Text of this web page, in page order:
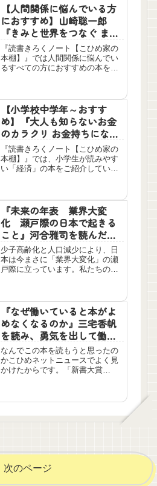
出す勇気がもらえる一冊です。
【人間関係に悩んでいる方
におすすめ】山崎聡一郎
『きみと世界をつなぐ まっ
すぐ人間関係術 1時間で一生
分の「生きる力」2』 を読
んだ感想
『読書きろくノート【こひめ家の
本棚】』では人間関係に悩んでい
るすべての方におすすめの本を紹
ですが、親も関わってきて登場し
ます。お仕事をしている人にも
「ハラスメント」「同調圧力」と
いう言葉にドキッとしたらぜひ読
んでみてください。
【小学校中学年～おすす
め】『大人も知らないお金
のカラクリ お金持ちになる
にはどうするの?』を読んだ
感想
『読書きろくノート【こひめ家の
本棚】』では、小学生が読みやす
い「経済」の本をご紹介していま
た。
『未来の年表 業界大変
化 瀬戸際の日本で起きる
こと』河合雅司を読んだ感
想【ネタバレ一部あり】
少子高齢化と人口減少により、日
本は今まさに「業界大変化」の瀬
戸際に立っています。私たちの仕
ぐチェックしてください。
『なぜ働いていると本がよ
めなくなるのか』三宅香帆
を読み、勇気を出して働か
ないようにしようと思った
なんでこの本を読もうと思ったの
かこひめネットニュースでよく見
かけたからです。「新書大賞
次のページ